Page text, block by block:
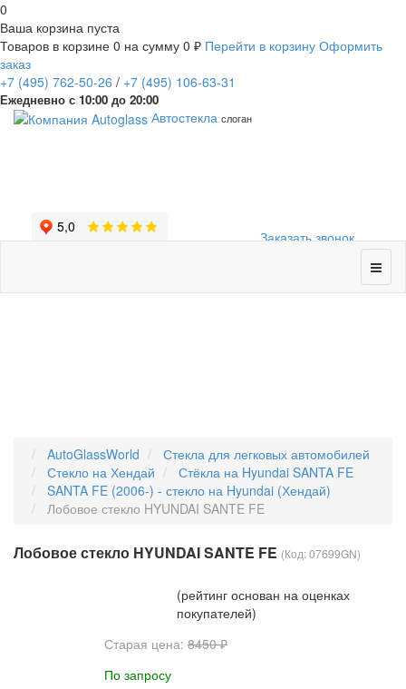
0
Ваша корзина пуста
Товаров в корзине 0 на сумму 0 ₽ Перейти в корзину Оформить
заказ
+7 (495) 762-50-26 / +7 (495) 106-63-31
Ежедневно с 10:00 до 20:00
Заказать звонок
Автостекла слоган
AutoGlassWorld
Стекла для легковых автомобилей
Стекло на Хендай
Стёкла на Hyundai SANTA FE
SANTA FE (2006-) - стекло на Hyundai (Хендай)
Лобовое стекло HYUNDAI SANTE FE
Лобовое стекло HYUNDAI SANTE FE (Код:07699GN)
(рейтинг основан на оценках
покупателей)
Старая цена: 8450 ₽
По запросу